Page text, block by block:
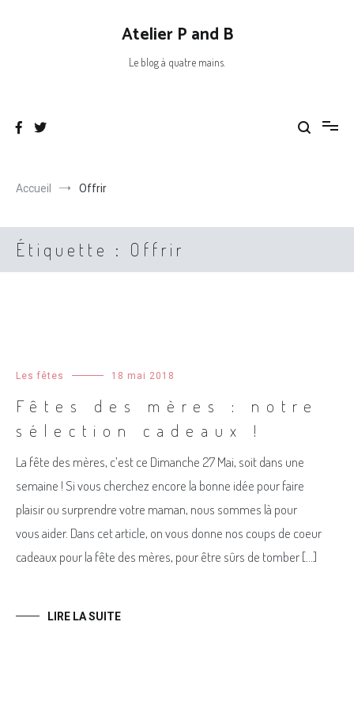
Atelier P and B
Le blog à quatre mains.
Accueil Offrir
Étiquette : Offrir
Les fêtes 18 mai 2018
Fêtes des mères : notre
sélection cadeaux !
La fête des mères, c’est ce Dimanche 27 Mai, soit dans une
semaine ! Si vous cherchez encore la bonne idée pour faire
plaisir ou surprendre votre maman, nous sommes là pour
vous aider. Dans cet article, on vous donne nos coups de coeur
cadeaux pour la fête des mères, pour être sûrs de tomber […]
LIRE LA SUITE